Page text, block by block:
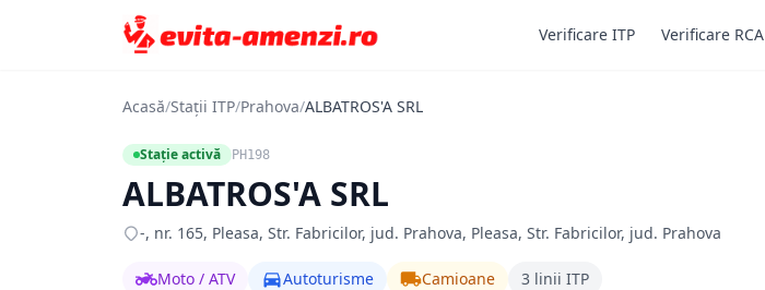
Verificare ITP Verificare RCA
Acasă/Stații ITP/Prahova/ALBATROS'A SRL
Stație activă PH198
ALBATROS'A SRL
-, nr. 165, Pleasa, Str. Fabricilor, jud. Prahova, Pleasa, Str. Fabricilor, jud. Prahova
Moto / ATV Autoturisme Camioane 3 linii ITP